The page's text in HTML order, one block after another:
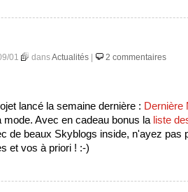
01 dansActualités 2 commentaires
lancé la semaine dernière : Dernière
mode. Avec en cadeau bonus la liste
de beaux Skyblogs inside, n'ayez pas
et vos à priori ! :-)